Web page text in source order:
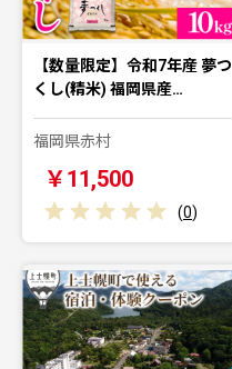
【数量限定】令和7年産 夢つ
くし(精米) 福岡県産…
福岡県赤村
￥11,500
(0)